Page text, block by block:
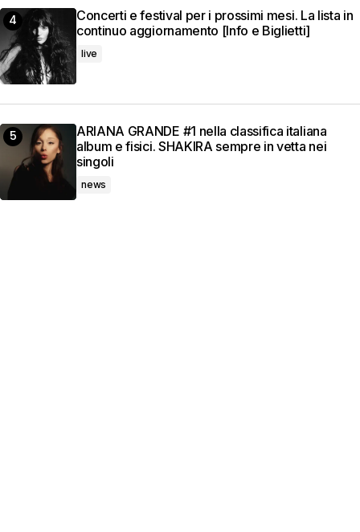
Concerti e festival per i prossimi mesi. La lista in
continuo aggiornamento [Info e Biglietti]
live
ARIANA GRANDE #1 nella classifica italiana
album e fisici. SHAKIRA sempre in vetta nei
singoli
news